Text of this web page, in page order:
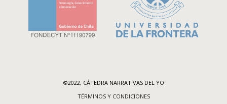
©2022, CÁTEDRA NARRATIVAS DEL YO
TÉRMINOS Y CONDICIONES